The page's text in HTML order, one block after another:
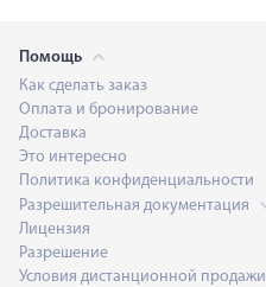
Помощь
Как сделать заказ
Оплата и бронирование
Доставка
Это интересно
Политика конфиденциальности
Разрешительная документация
Лицензия
Разрешение
Условия дистанционной продажи